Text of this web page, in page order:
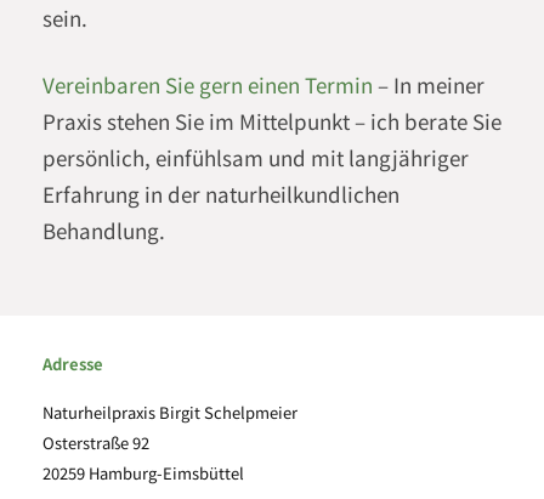
sein.
Vereinbaren Sie gern einen Termin – In meiner
Praxis stehen Sie im Mittelpunkt – ich berate Sie
persönlich, einfühlsam und mit langjähriger
Erfahrung in der naturheilkundlichen
Behandlung.
Adresse
Naturheilpraxis Birgit Schelpmeier
Osterstraße 92
20259 Hamburg-Eimsbüttel